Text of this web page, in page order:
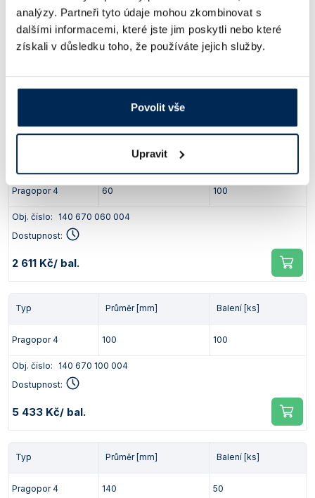
analýzy. Partneři tyto údaje mohou zkombinovat s
dalšími informacemi, které jste jim poskytli nebo které
získali v důsledku toho, že používáte jejich služby.
Povolit vše
Upravit
Typ Průměr [mm] Balení [ks]
Pragopor 4 50 100
Dostupnost:
Průměr [mm]
Pragopor 4 60 100
Obj. číslo:
140 670 060 004
Dostupnost:
2 611 Kč/ bal.
Typ Průměr [mm] Balení [ks]
Pragopor 4 100 100
Obj. číslo:
140 670 100 004
Dostupnost:
5 433 Kč/ bal.
Typ Průměr [mm] Balení [ks]
Pragopor 4 140 50